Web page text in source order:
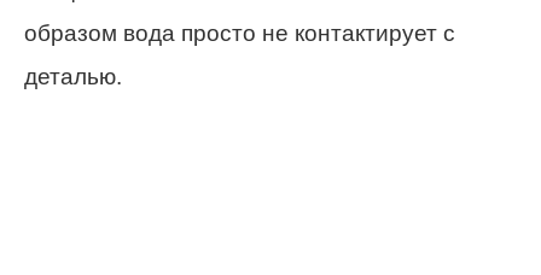
образом вода просто не контактирует с
деталью.